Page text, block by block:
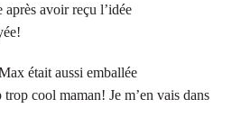
avoir reçu l’idée
était aussi emballée
cool maman! Je m’en vais dans